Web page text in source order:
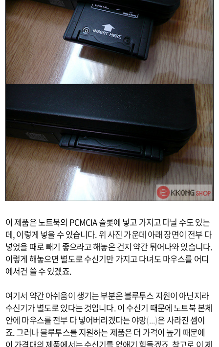
이 제품은 노트북의 PCMCIA 슬롯에 넣고 가지고 다닐 수도 있는
데, 이렇게 넣을 수 있습니다. 위 사진 가운데 아래 장면이 전부 다
넣었을 때로 빼기 좋으라고 해놓은 건지 약간 튀어나와 있습니다.
이렇게 해놓으면 별도로 수신기만 가지고 다녀도 마우스를 어디
에서건 쓸 수 있겠죠.
여기서 약간 아쉬움이 생기는 부분은 블루투스 지원이 아닌지라
수신기가 별도로 있다는 것입니다. 이 수신기 때문에 노트북 본체
안에 마우스를 전부 다 넣어버리겠다는 야망(...)은 사라진 셈이
죠. 그러나 블루투스를 지원하는 제품은 더 가격이 높기 때문에
이 가격대의 제품에서는 수신기를 없애기 힘들겠죠. 참고로 이 제